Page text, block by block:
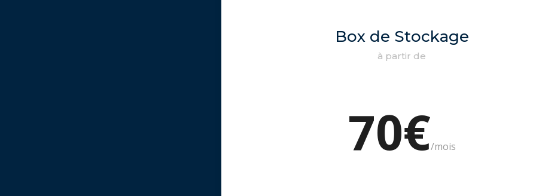
Box de Stockage
à partir de
70€/mois